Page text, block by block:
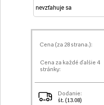
Cena (za 28 strana.):
Cena za každé ďalšie 4
stránky:
Dodanie:
št. (13.08)